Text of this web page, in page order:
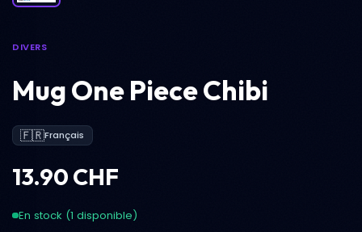
DIVERS
Mug One Piece Chibi
🇫🇷Français
13.90 CHF
En stock (1 disponible)